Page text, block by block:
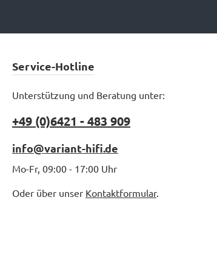
Service-Hotline
Unterstützung und Beratung unter:
+49 (0)6421 - 483 909
info@variant-hifi.de
Mo-Fr, 09:00 - 17:00 Uhr
Oder über unser Kontaktformular.